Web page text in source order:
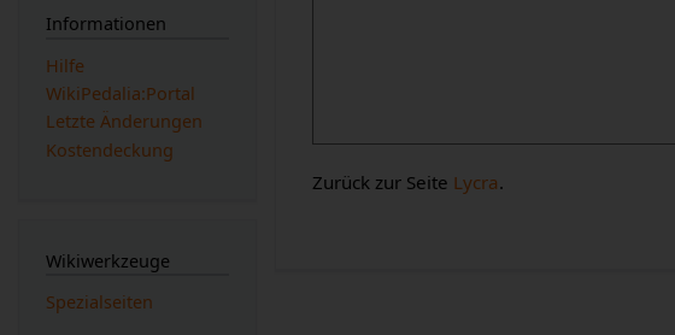
Zurück zur Seite Lycra.
Informationen
Hilfe
WikiPedalia:Portal
Letzte Änderungen
Kostendeckung
Wikiwerkzeuge
Spezialseiten